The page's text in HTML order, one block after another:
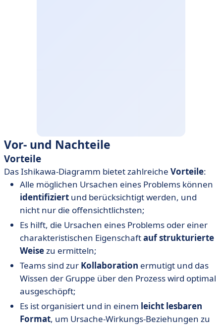
Vor- und Nachteile
Vorteile
Das Ishikawa-Diagramm bietet zahlreiche Vorteile:
Alle möglichen Ursachen eines Problems können
identifiziert und berücksichtigt werden, und
nicht nur die offensichtlichsten;
Es hilft, die Ursachen eines Problems oder einer
charakteristischen Eigenschaftauf strukturierte
Weisezu ermitteln;
Teams sind zur Kollaboration ermutigt und das
Wissen der Gruppe über den Prozess wird optimal
ausgeschöpft;
Es ist organisiert und in einem leicht lesbaren
Format, um Ursache-Wirkungs-Beziehungen zu